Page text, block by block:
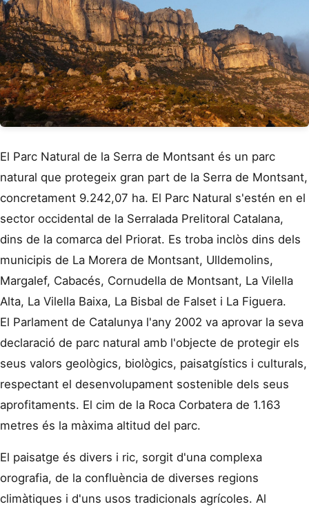
El Parc Natural de la Serra de Montsant és un parc
natural que protegeix gran part de la Serra de Montsant,
concretament 9.242,07 ha. El Parc Natural s'estén en el
sector occidental de la Serralada Prelitoral Catalana,
dins de la comarca del Priorat. Es troba inclòs dins dels
municipis de La Morera de Montsant, Ulldemolins,
Margalef, Cabacés, Cornudella de Montsant, La Vilella
Alta, La Vilella Baixa, La Bisbal de Falset i La Figuera.
El Parlament de Catalunya l'any 2002 va aprovar la seva
declaració de parc natural amb l'objecte de protegir els
seus valors geològics, biològics, paisatgístics i culturals,
respectant el desenvolupament sostenible dels seus
aprofitaments. El cim de la Roca Corbatera de 1.163
metres és la màxima altitud del parc.
El paisatge és divers i ric, sorgit d'una complexa
orografia, de la confluència de diverses regions
climàtiques i d'uns usos tradicionals agrícoles. Al